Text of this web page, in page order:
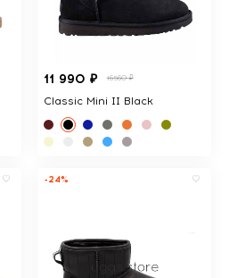
11 990 ₽ 16560 ₽
Classic Mini II Black
-24%